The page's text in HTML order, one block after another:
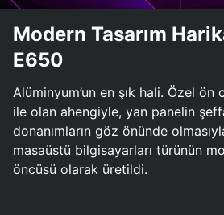
Modern Tasarım
E650
Alüminyum’un en şık hali. Özel ön
ile olan ahengiyle, yan panelin
donanımların göz önünde
masaüstü bilgisayarları türünün
öncüsü olarak üretildi.